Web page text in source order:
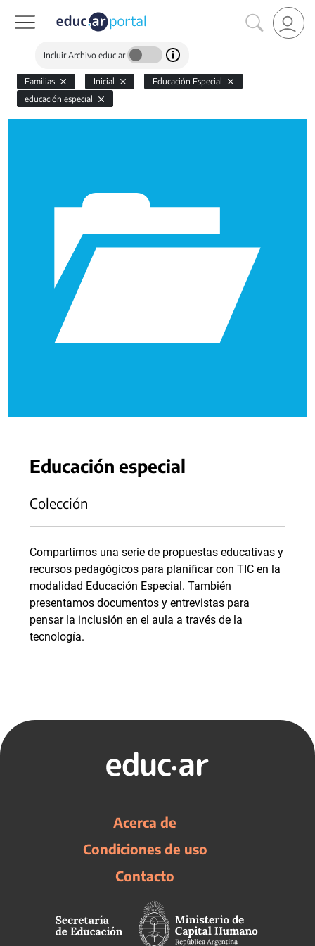
Incluir Archivo educ.ar
Familias Inicial
Educación Especial
educación especial
Educación especial
Colección
Compartimos una serie de propuestas educativas y
recursos pedagógicos para planificar con TIC en la
modalidad Educación Especial. También
presentamos documentos y entrevistas para
pensar la inclusión en el aula a través de la
tecnología.
Acerca de
Condiciones de uso
Contacto